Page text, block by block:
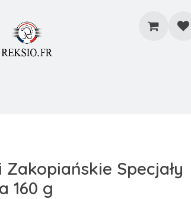
Zakopiańskie Specjały
160 g